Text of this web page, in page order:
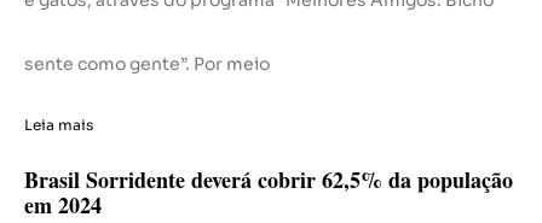
sente como gente”. Por meio
Leia mais
Brasil Sorridente deverá cobrir 62,5% da população
em 2024